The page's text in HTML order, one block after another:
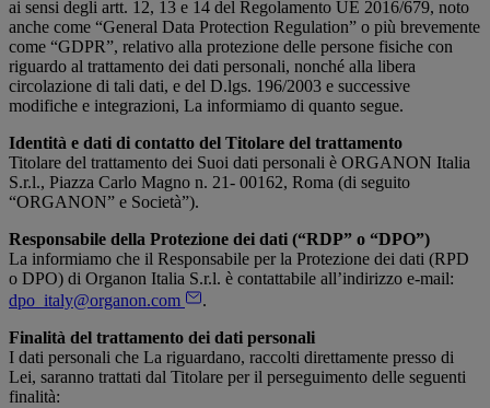
ai sensi degli artt. 12, 13 e 14 del Regolamento UE 2016/679, noto
anche come “General Data Protection Regulation” o più brevemente
come “GDPR”, relativo alla protezione delle persone fisiche con
riguardo al trattamento dei dati personali, nonché alla libera
circolazione di tali dati, e del D.lgs. 196/2003 e successive
modifiche e integrazioni, La informiamo di quanto segue.
Identità e dati di contatto del Titolare del trattamento
Titolare del trattamento dei Suoi dati personali è ORGANON Italia
S.r.l., Piazza Carlo Magno n. 21- 00162, Roma (di seguito
“ORGANON” e Società”).
Responsabile della Protezione dei dati (“RDP” o “DPO”)
La informiamo che il Responsabile per la Protezione dei dati (RPD
o DPO) di Organon Italia S.r.l. è contattabile all’indirizzo e-mail:
dpo_italy@organon.com
.
Finalità del trattamento dei dati personali
I dati personali che La riguardano, raccolti direttamente presso di
Lei, saranno trattati dal Titolare per il perseguimento delle seguenti
finalità: